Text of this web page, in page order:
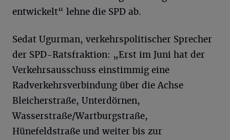
entwickelt“ lehne die SPD ab.
Sedat Ugurman, verkehrspolitischer Sprecher
der SPD-Ratsfraktion: „Erst im Juni hat der
Verkehrsausschuss einstimmig eine
Radverkehrsverbindung über die Achse
Bleicherstraße, Unterdörnen,
Wasserstraße/Wartburgstraße,
Hünefeldstraße und weiter bis zur